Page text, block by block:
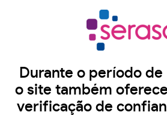
Durante o período de
o site também
verificação de